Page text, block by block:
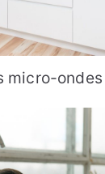
micro-